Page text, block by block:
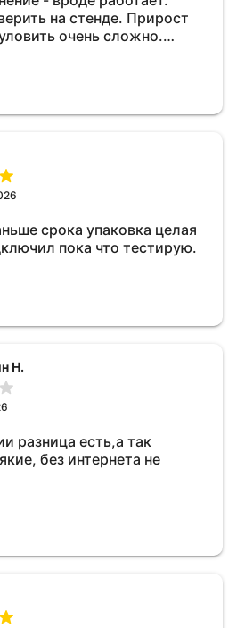
на стенде. Прирост
очень сложно.
отключу и посмотрю, что
срока упаковка целая
пока что тестирую.
Н.
разница есть,а так
без интернета не